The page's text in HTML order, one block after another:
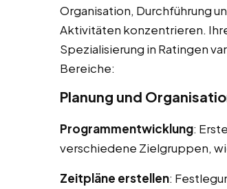
Organisation, Durchführung
Aktivitäten konzentrieren.
Spezialisierung in Ratingen
Bereiche:
Planung und
Programmentwicklung:
verschiedene Zielgruppen,
Zeitpläne erstellen: